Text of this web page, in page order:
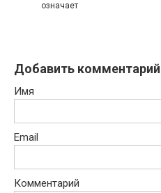
означает
Добавить комментарий
Имя
Email
Комментарий